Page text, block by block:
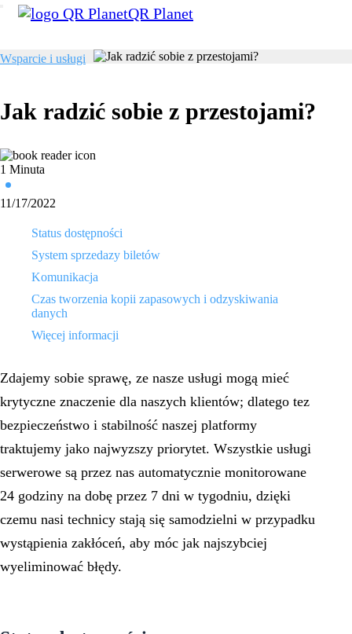
QR Planet
Wsparcie i usługi
Jak radzić sobie z przestojami?
1 Minuta
11/17/2022
Status dostępności
System sprzedazy biletów
Komunikacja
Czas tworzenia kopii zapasowych i odzyskiwania
danych
Więcej informacji
Zdajemy sobie sprawę, ze nasze usługi mogą mieć
krytyczne znaczenie dla naszych klientów; dlatego tez
bezpieczeństwo i stabilność naszej platformy
traktujemy jako najwyzszy priorytet. Wszystkie usługi
serwerowe są przez nas automatycznie monitorowane
24 godziny na dobę przez 7 dni w tygodniu, dzięki
czemu nasi technicy stają się samodzielni w przypadku
wystąpienia zakłóceń, aby móc jak najszybciej
wyeliminować błędy.